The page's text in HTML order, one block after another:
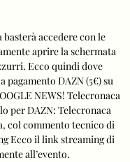
accedere con le
aprire la schermata
Ecco quindi dove
pagamento DAZN (5€) su
NEWS! Telecronaca
per DAZN: Telecronaca
col commento tecnico di
Ecco il link streaming di
all’evento.